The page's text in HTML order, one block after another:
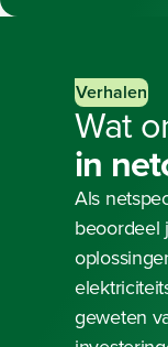
Verhalen
Wat
in
Als
beoordeel
geweten
"Als
tot eind
"Juist
"Zonder
geen